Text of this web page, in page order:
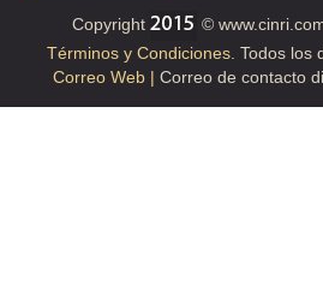
Copyright
©
Términos y Condiciones. Todos los
Correo Web | Correo de contacto